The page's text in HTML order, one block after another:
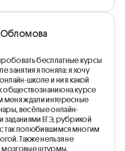
Обломова
бесплатные курсы
занятия я поняла: я хочу
школе и ни в какой
обществознанию на курсе
меня ждали интересные
весёлые онлайн-
заданиями ЕГЭ, рубрикой
так полюбившимся многим
Также нельзя не
мозговые штурмы,